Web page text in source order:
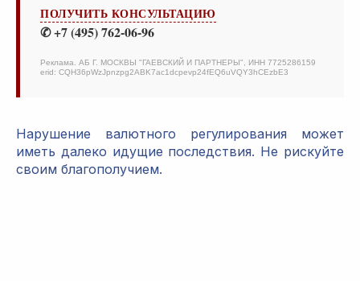
ПОЛУЧИТЬ КОНСУЛЬТАЦИЮ
✆ +7 (495) 762-06-96
Реклама. АБ Г. МОСКВЫ "ГАЕВСКИЙ И ПАРТНЕРЫ", ИНН 7725286159
erid: CQH36pWzJpnzpg2ABK7ac1dcpevp24fEQ6uVQY3hCEzbE3
Нарушение валютного регулирования может
иметь далеко идущие последствия. Не рискуйте
своим благополучием.